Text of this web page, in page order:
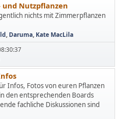
und Nutzpflanzen
nichts mit Zimmerpflanzen
, Daruma, Kate MacLila
Infos, Fotos von euren Pflanzen
den entsprechenden Boards
fachliche Diskussionen sind